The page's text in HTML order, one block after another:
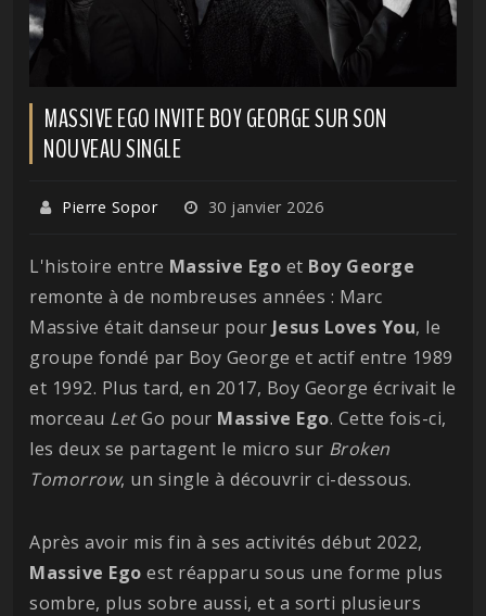
MASSIVE EGO INVITE BOY GEORGE SUR SON
NOUVEAU SINGLE
Pierre Sopor 30 janvier 2026
L'histoire entre Massive Ego et Boy George
remonte à de nombreuses années : Marc
Massive était danseur pour Jesus Loves You, le
groupe fondé par Boy George et actif entre 1989
et 1992. Plus tard, en 2017, Boy George écrivait le
morceau LetGo pour Massive Ego. Cette fois-ci,
les deux se partagent le micro sur Broken
Tomorrow, un single à découvrir ci-dessous.
Après avoir mis fin à ses activités début 2022,
Massive Ego est réapparu sous une forme plus
sombre, plus sobre aussi, et a sorti plusieurs